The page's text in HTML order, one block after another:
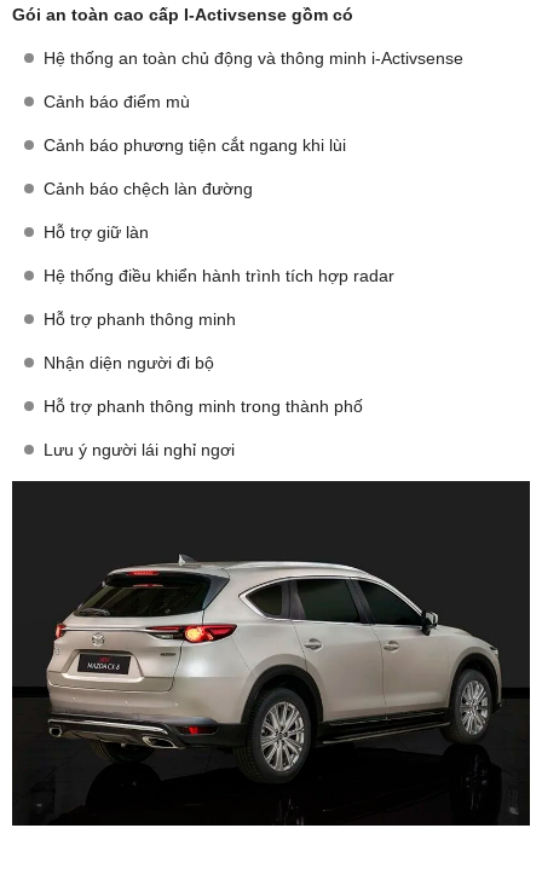
Gói an toàn cao cấp I-Activsense gồm có
Hệ thống an toàn chủ động và thông minh i-Activsense
Cảnh báo điểm mù
Cảnh báo phương tiện cắt ngang khi lùi
Cảnh báo chệch làn đường
Hỗ trợ giữ làn
Hệ thống điều khiển hành trình tích hợp radar
Hỗ trợ phanh thông minh
Nhận diện người đi bộ
Hỗ trợ phanh thông minh trong thành phố
Lưu ý người lái nghỉ ngơi